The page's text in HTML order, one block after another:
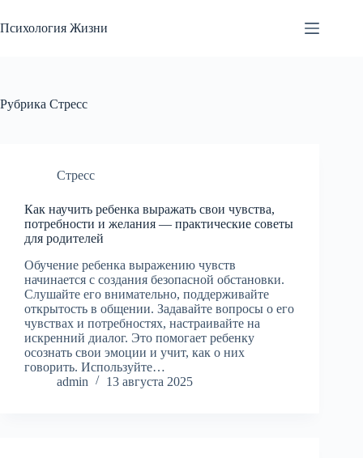
к
сути
Психология Жизни
Рубрика Стресс
Стресс
Как научить ребенка выражать свои чувства,
потребности и желания — практические советы
для родителей
Обучение ребенка выражению чувств
начинается с создания безопасной обстановки.
Слушайте его внимательно, поддерживайте
открытость в общении. Задавайте вопросы о его
чувствах и потребностях, настраивайте на
искренний диалог. Это помогает ребенку
осознать свои эмоции и учит, как о них
говорить. Используйте…
admin
13 августа 2025